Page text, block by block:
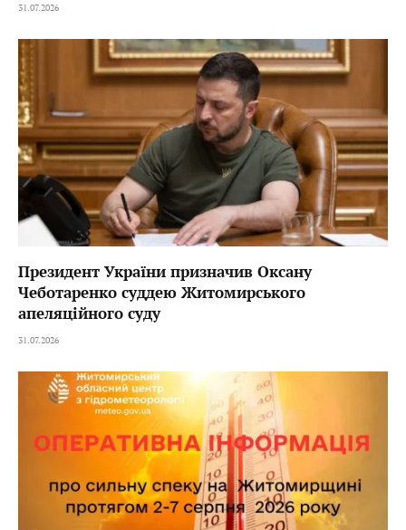
31.07.2026
Президент України призначив Оксану
Чеботаренко суддею Житомирського
апеляційного суду
31.07.2026